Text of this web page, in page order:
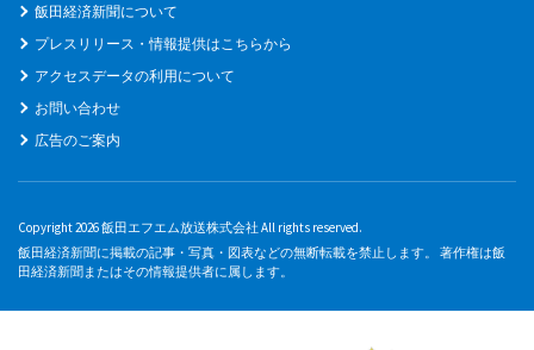
飯田経済新聞について
プレスリリース・情報提供はこちらから
アクセスデータの利用について
お問い合わせ
広告のご案内
Copyright 2026 飯田エフエム放送株式会社 All rights reserved.
飯田経済新聞に掲載の記事・写真・図表などの無断転載を禁止します。 著作権は飯
田経済新聞またはその情報提供者に属します。